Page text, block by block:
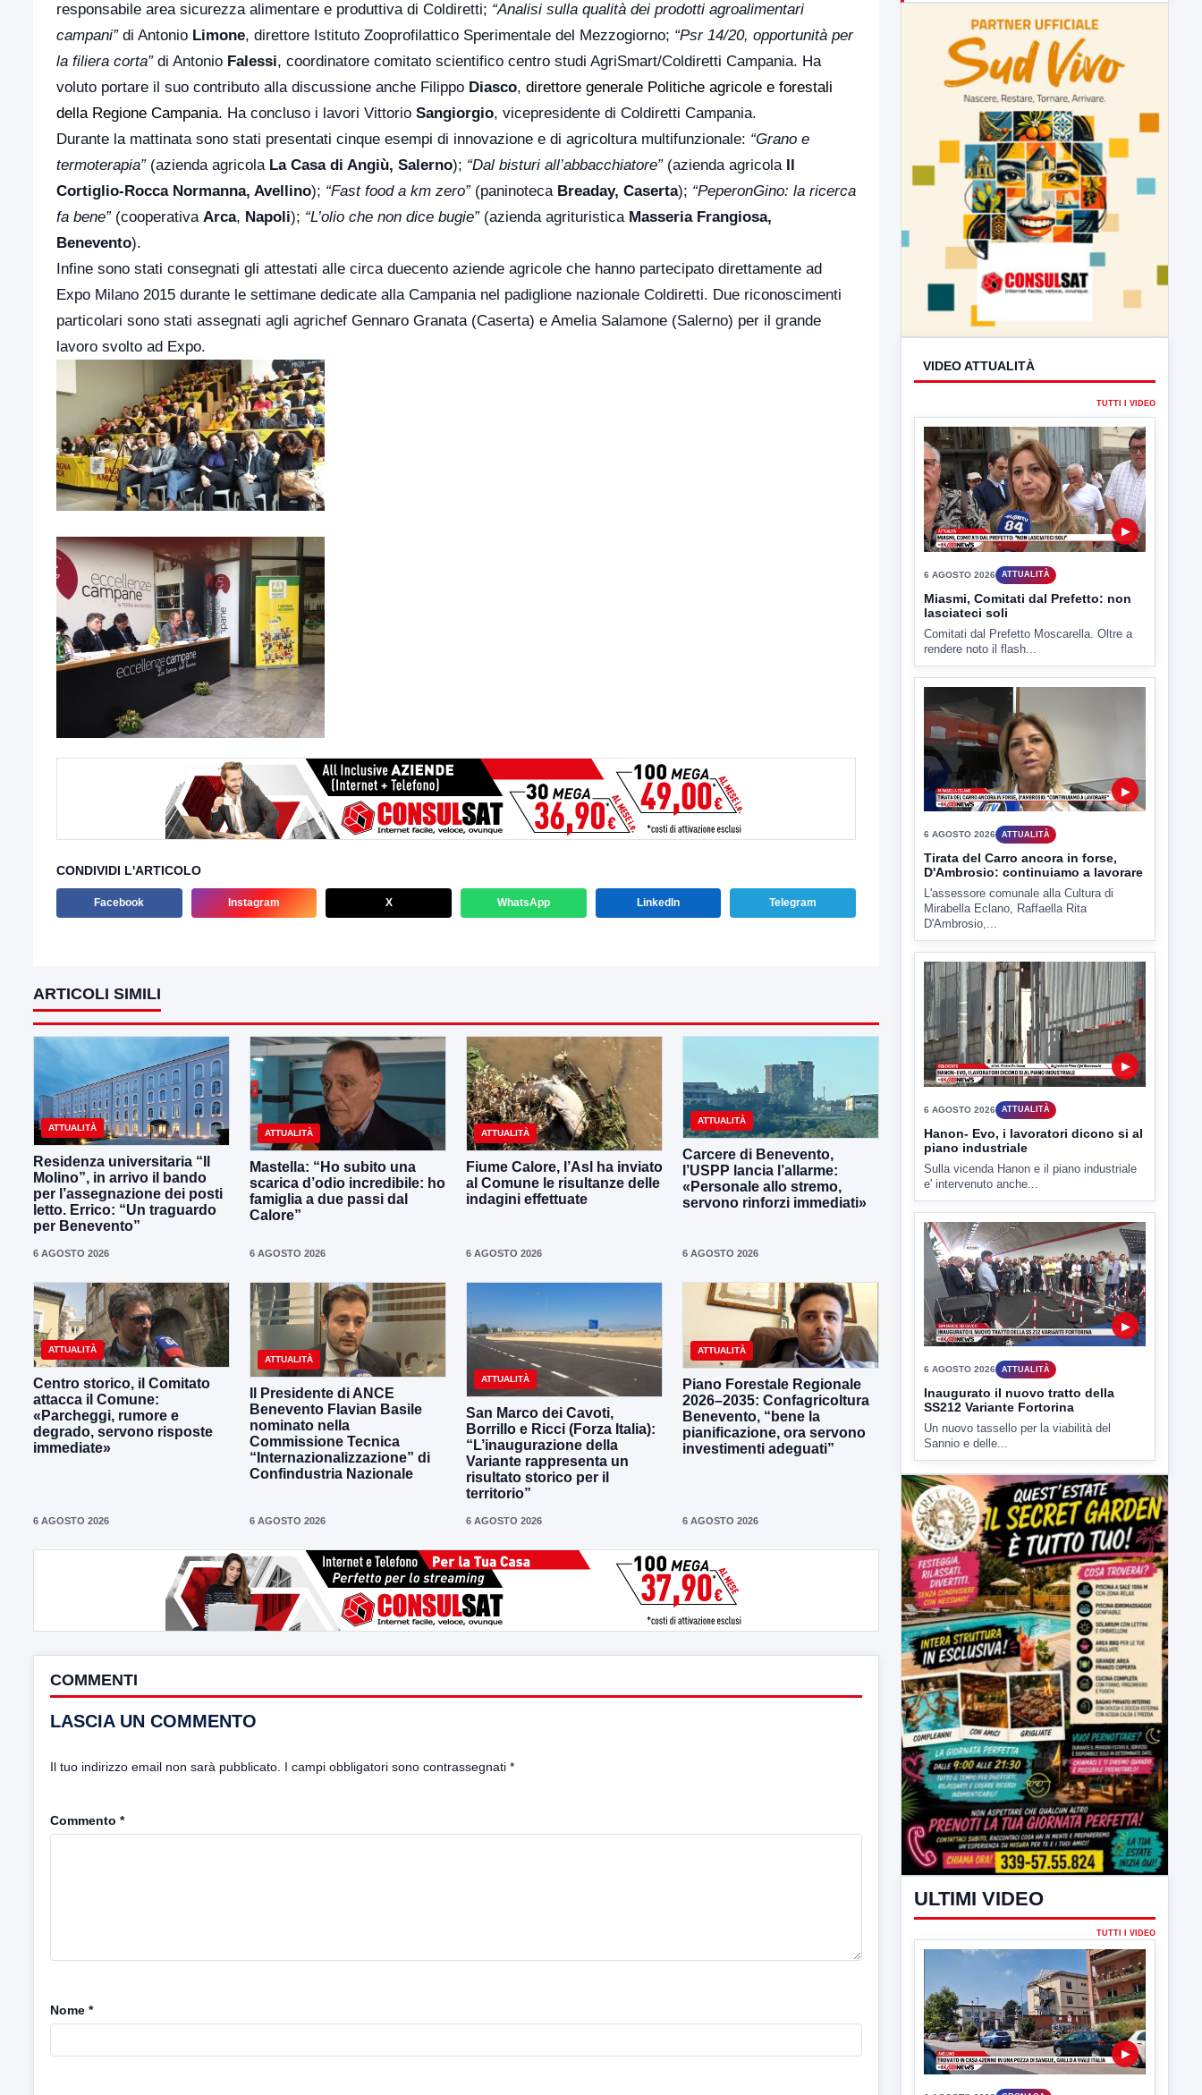
responsabile area sicurezza alimentare e produttiva di Coldiretti; “Analisi sulla qualità dei prodotti agroalimentari
campani”di Antonio Limone, direttore Istituto Zooprofilattico Sperimentale del Mezzogiorno; “Psr 14/20, opportunità per
la filiera corta”di Antonio Falessi, coordinatore comitato scientifico centro studi AgriSmart/Coldiretti Campania. Ha
voluto portare il suo contributo alla discussione anche Filippo Diasco, direttore generale Politiche agricole e forestali
della Regione Campania. Ha concluso i lavori Vittorio Sangiorgio, vicepresidente di Coldiretti Campania.
Durante la mattinata sono stati presentati cinque esempi di innovazione e di agricoltura multifunzionale: “Grano e
termoterapia”(azienda agricola La Casa di Angiù, Salerno); “Dal bisturi all’abbacchiatore”(azienda agricola Il
Cortiglio-Rocca Normanna, Avellino); “Fast food a km zero”(paninoteca Breaday, Caserta); “PeperonGino: la ricerca
fa bene” (cooperativa Arca, Napoli); “L’olio che non dice bugie”(azienda agrituristica Masseria Frangiosa,
Benevento).
Infine sono stati consegnati gli attestati alle circa duecento aziende agricole che hanno partecipato direttamente ad
Expo Milano 2015 durante le settimane dedicate alla Campania nel padiglione nazionale Coldiretti. Due riconoscimenti
particolari sono stati assegnati agli agrichef Gennaro Granata (Caserta) e Amelia Salamone (Salerno) per il grande
lavoro svolto ad Expo.
CONDIVIDI L'ARTICOLO
Facebook Instagram X WhatsApp LinkedIn Telegram
ARTICOLI SIMILI
ATTUALITÀ
Residenza universitaria “Il
Molino”, in arrivo il bando
per l’assegnazione dei posti
letto. Errico: “Un traguardo
per Benevento”
6 AGOSTO 2026
ATTUALITÀ
Mastella: “Ho subito una
scarica d’odio incredibile: ho
famiglia a due passi dal
Calore”
6 AGOSTO 2026
ATTUALITÀ
Fiume Calore, l’Asl ha inviato
al Comune le risultanze delle
indagini effettuate
6 AGOSTO 2026
ATTUALITÀ
Carcere di Benevento,
l’USPP lancia l’allarme:
«Personale allo stremo,
servono rinforzi immediati»
6 AGOSTO 2026
ATTUALITÀ
Centro storico, il Comitato
attacca il Comune:
«Parcheggi, rumore e
degrado, servono risposte
immediate»
6 AGOSTO 2026
ATTUALITÀ
Il Presidente di ANCE
Benevento Flavian Basile
nominato nella
Commissione Tecnica
“Internazionalizzazione” di
Confindustria Nazionale
6 AGOSTO 2026
ATTUALITÀ
San Marco dei Cavoti,
Borrillo e Ricci (Forza Italia):
“L’inaugurazione della
Variante rappresenta un
risultato storico per il
territorio”
6 AGOSTO 2026
ATTUALITÀ
Piano Forestale Regionale
2026–2035: Confagricoltura
Benevento, “bene la
pianificazione, ora servono
investimenti adeguati”
6 AGOSTO 2026
COMMENTI
LASCIA UN COMMENTO
Il tuo indirizzo email non sarà pubblicato. I campi obbligatori sono contrassegnati *
Commento *
Nome *
LabNews (replica)
TUTTI I VIDEO
▶
6 AGOSTO 2026 ATTUALITÀ
Miasmi, Comitati dal Prefetto: non
lasciateci soli
Comitati dal Prefetto Moscarella. Oltre a
rendere noto il flash...
6 AGOSTO 2026 ATTUALITÀ
Tirata del Carro ancora in forse,
D'Ambrosio: continuiamo a lavorare
L'assessore comunale alla Cultura di
Mirabella Eclano, Raffaella Rita
D'Ambrosio,...
▶
6 AGOSTO 2026 ATTUALITÀ
Hanon- Evo, i lavoratori dicono si al
piano industriale
Sulla vicenda Hanon e il piano industriale
e' intervenuto anche...
▶
6 AGOSTO 2026 ATTUALITÀ
Inaugurato il nuovo tratto della
SS212 Variante Fortorina
Un nuovo tassello per la viabilità del
Sannio e delle...
ULTIMI VIDEO
TUTTI I VIDEO
▶
Trovato in casa 42enne in una
pozza di sangue, giallo a viale Italia
Ritrovato senza vita il corpo di un 42enne
in un...